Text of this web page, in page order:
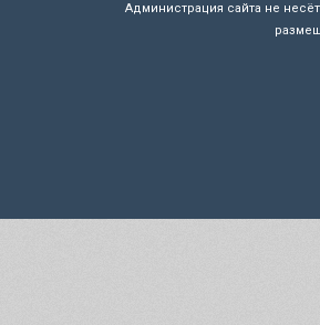
Администрация сайта не